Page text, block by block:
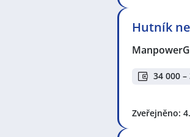
Hutník
34 000 –
Zveřejněno: